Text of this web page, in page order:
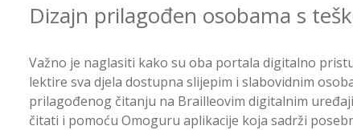
Dizajn prilagođen osobama s
Važno je naglasiti kako su oba portala digitalno
lektire sva djela dostupna slijepim i slabovidnim
prilagođenog čitanju na Brailleovim digitalnim
čitati i pomoću Omoguru aplikacije koja sadrži